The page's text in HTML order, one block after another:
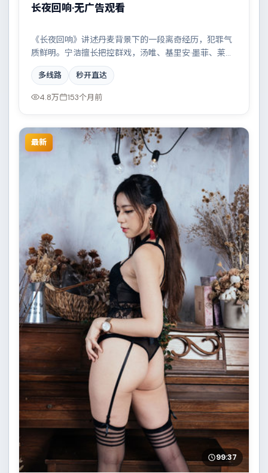
长夜回响·无广告观看
《长夜回响》讲述丹麦背景下的一段离奇经历，犯罪气
质鲜明。宁浩擅长把控群戏，汤唯、基里安·墨菲、莱昂
纳多·迪卡普里奥、杨幂共同撑起复杂人物关系，两条时
间线交错推进，真相直至最后一刻揭晓。
多线路 秒开直达
4.8万 153个月前
最新
99:37